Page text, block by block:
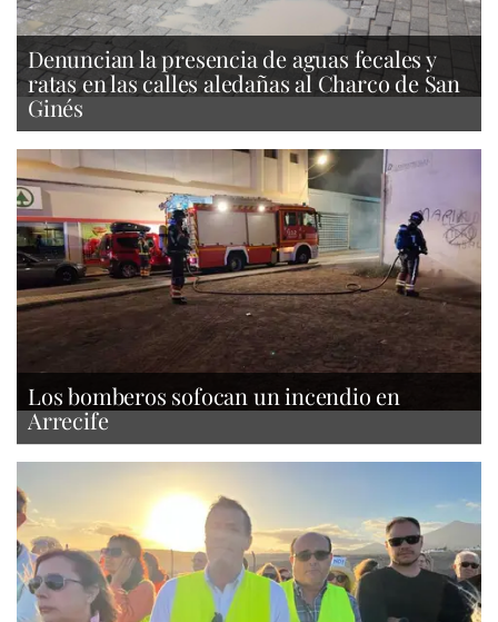
Denuncian la presencia de aguas fecales y
ratas en las calles aledañas al Charco de San
Ginés
Los bomberos sofocan un incendio en
Arrecife